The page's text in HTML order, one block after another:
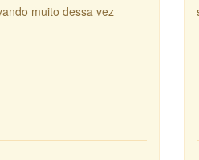
muito dessa vez